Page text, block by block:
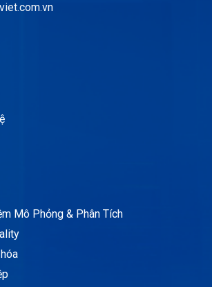
Mô Phỏng & Phân Tích